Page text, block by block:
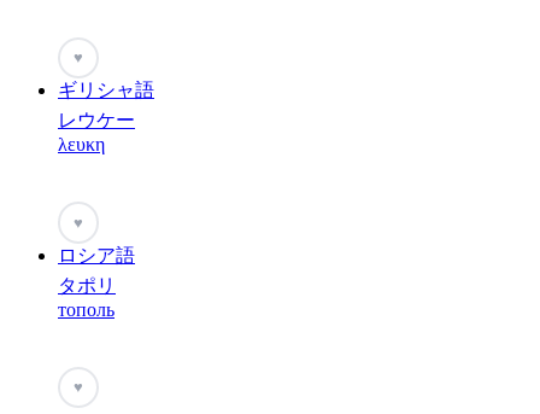
♥
ギリシャ語
レウケー
λευκη
♥
ロシア語
タポリ
тополь
♥